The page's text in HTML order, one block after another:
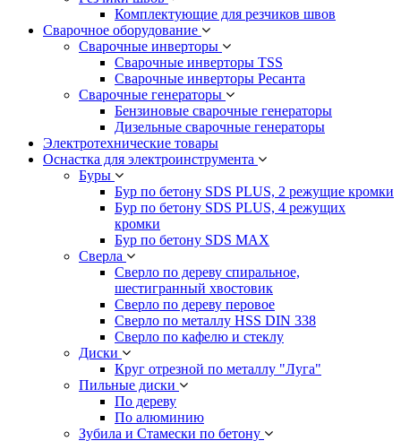
Комплектующие для резчиков швов
Сварочное оборудование
Сварочные инверторы
Сварочные инверторы TSS
Сварочные инверторы Ресанта
Сварочные генераторы
Бензиновые сварочные генераторы
Дизельные сварочные генераторы
Электротехнические товары
Оснастка для электроинструмента
Буры
Бур по бетону SDS PLUS, 2 режущие кромки
Бур по бетону SDS PLUS, 4 режущих
кромки
Бур по бетону SDS MAX
Сверла
Сверло по дереву спиральное,
шестигранный хвостовик
Сверло по дереву перовое
Сверло по металлу HSS DIN 338
Сверло по кафелю и стеклу
Диски
Круг отрезной по металлу "Луга"
Пильные диски
По дереву
По алюминию
Зубила и Стамески по бетону